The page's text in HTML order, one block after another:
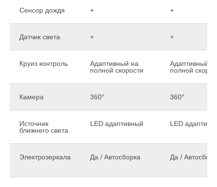
Сенсор дождя + +
Датчик света + +
Круиз контроль
Адаптивный на
полной скорости
Адаптивный
полной
Камера 360° 360°
Источник
ближнего света
LED адаптивный LED
Электрозеркала Да / Автосборка Да /